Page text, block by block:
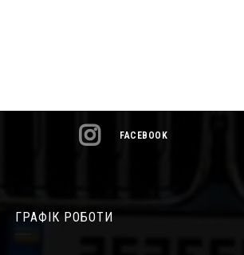
FACEBOOK
ГРАФІК РОБОТИ